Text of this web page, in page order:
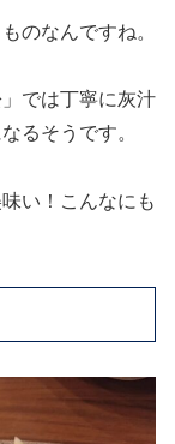
のなんですね。
では丁寧に灰汁
るそうです。
い！こんなにも